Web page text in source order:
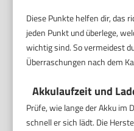
Diese Punkte helfen dir, das
jeden Punkt und überlege,
wichtig sind. So vermeidest
Überraschungen nach dem
Akkulaufzeit und
Prüfe, wie lange der Akku im
schnell er sich lädt. Die